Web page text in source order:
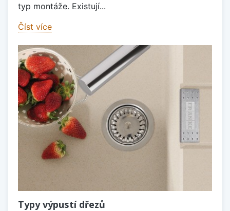
typ montáže. Existují...
Číst více
Typy výpustí dřezů